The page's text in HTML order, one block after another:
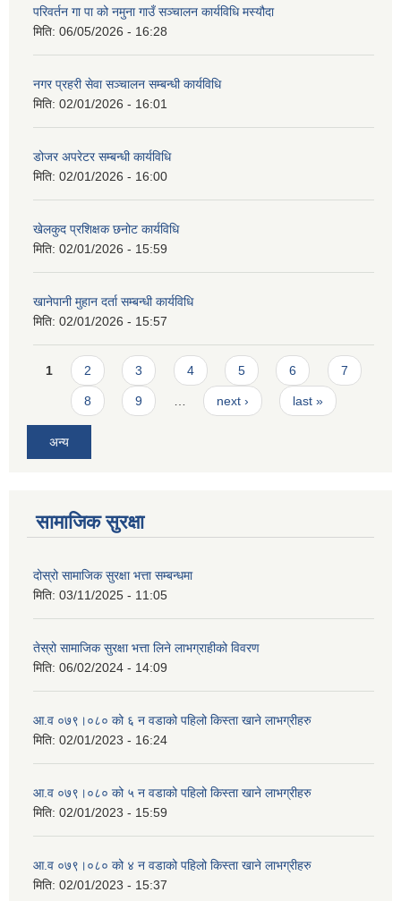
परिवर्तन गा पा को नमुना गाउँ सञ्चालन कार्यविधि मस्यौदा
मिति: 06/05/2026 - 16:28
नगर प्रहरी सेवा सञ्चालन सम्बन्धी कार्यविधि
मिति: 02/01/2026 - 16:01
डोजर अपरेटर सम्बन्धी कार्यविधि
मिति: 02/01/2026 - 16:00
खेलकुद प्रशिक्षक छनोट कार्यविधि
मिति: 02/01/2026 - 15:59
खानेपानी मुहान दर्ता सम्बन्धी कार्यविधि
मिति: 02/01/2026 - 15:57
Pages
1 2 3 4 5 6 7
8 9 next › last »
अन्य
सामाजिक सुरक्षा
दोस्रो सामाजिक सुरक्षा भत्ता सम्बन्धमा
मिति: 03/11/2025 - 11:05
तेस्रो सामाजिक सुरक्षा भत्ता लिने लाभग्राहीको विवरण
मिति: 06/02/2024 - 14:09
आ.व ०७९।०८० को ६ न‌‍ वडाको पहिलो किस्ता खाने लाभग्रीहरु
मिति: 02/01/2023 - 16:24
आ.व ०७९।०८० को ५ न‌‍ वडाको पहिलो किस्ता खाने लाभग्रीहरु
मिति: 02/01/2023 - 15:59
आ.व ०७९।०८० को ४ न‌‍ वडाको पहिलो किस्ता खाने लाभग्रीहरु
मिति: 02/01/2023 - 15:37